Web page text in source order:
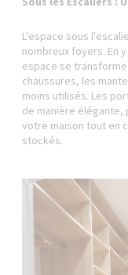
L'espace sous
nombreux foyers. En
espace se
chaussures, les
moins utilisés. Les
de manière
votre maison tout en
stockés.